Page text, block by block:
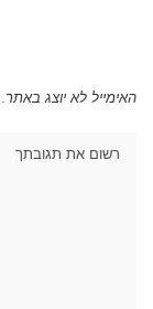
האימייל לא יוצג באתר.